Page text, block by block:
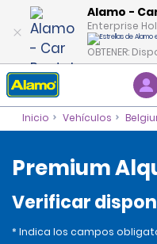
Alamo -
Enterprise
OBTENER:
Inicio Vehículos
Premium
Verificar
* Indica los campos